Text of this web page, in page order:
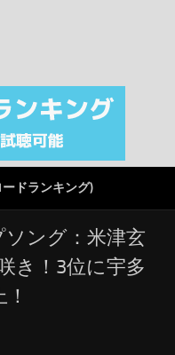
ードランキング)
ング：米津玄
き！3位に宇多